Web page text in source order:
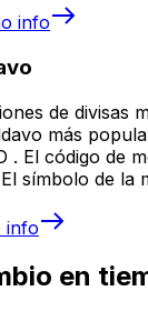
info
de divisas
más
. El código de
símbolo de la
info
en